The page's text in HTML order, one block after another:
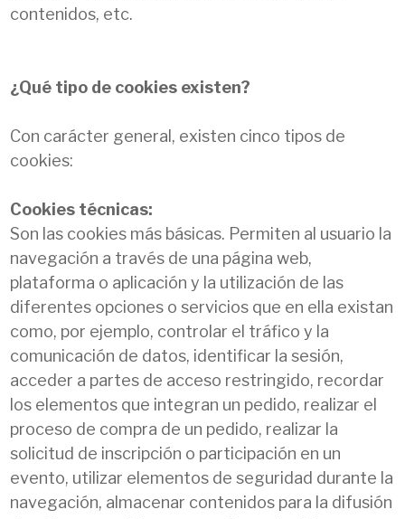
contenidos, etc.
¿Qué tipo de cookies existen?
Con carácter general, existen cinco tipos de
cookies:
Cookies técnicas:
Son las cookies más básicas. Permiten al usuario la
navegación a través de una página web,
plataforma o aplicación y la utilización de las
diferentes opciones o servicios que en ella existan
como, por ejemplo, controlar el tráfico y la
comunicación de datos, identificar la sesión,
acceder a partes de acceso restringido, recordar
los elementos que integran un pedido, realizar el
proceso de compra de un pedido, realizar la
solicitud de inscripción o participación en un
evento, utilizar elementos de seguridad durante la
navegación, almacenar contenidos para la difusión